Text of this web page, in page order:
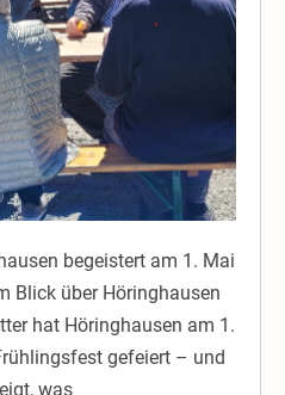
begeistert am 1. Mai
Blick über Höringhausen
hat Höringhausen am 1.
gefeiert – und
was